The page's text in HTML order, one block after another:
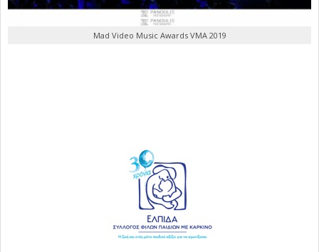
Mad Video Music Awards VMA 2019